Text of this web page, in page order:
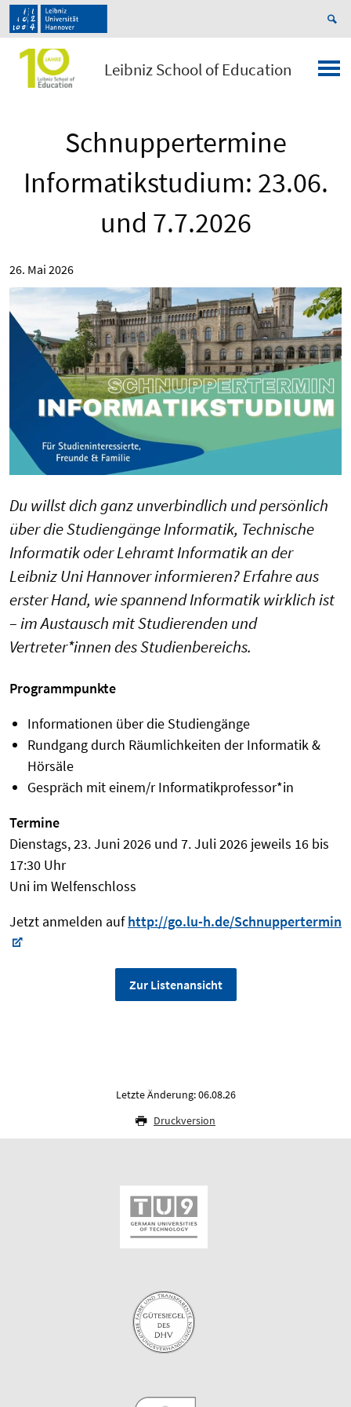
Leibniz School of Education
Schnuppertermine
Informatikstudium: 23.06.
und 7.7.2026
26. Mai 2026
Du willst dich ganz unverbindlich und persönlich
über die Studiengänge Informatik, Technische
Informatik oder Lehramt Informatik an der
Leibniz Uni Hannover informieren? Erfahre aus
erster Hand, wie spannend Informatik wirklich ist
– im Austausch mit Studierenden und
Vertreter*innen des Studienbereichs.
Programmpunkte
Informationen über die Studiengänge
Rundgang durch Räumlichkeiten der Informatik &
Hörsäle
Gespräch mit einem/r Informatikprofessor*in
Termine
Dienstags, 23. Juni 2026 und 7. Juli 2026 jeweils 16 bis
17:30 Uhr
Uni im Welfenschloss
Jetzt anmelden aufhttp://go.lu-h.de/Schnuppertermin
Zur Listenansicht
Letzte Änderung: 06.08.26
Druckversion